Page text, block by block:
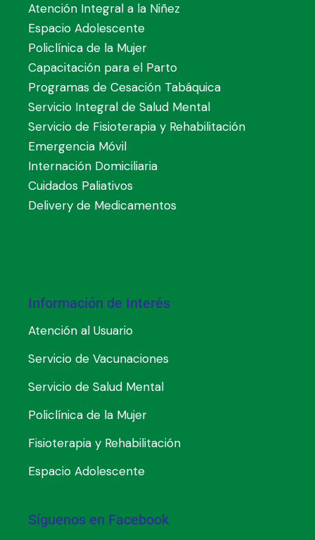
Atención Integral a la Niñez
Espacio Adolescente
Policlínica de la Mujer
Capacitación para el Parto
Programas de Cesación Tabáquica
Servicio Integral de Salud Mental
Servicio de Fisioterapia y Rehabilitación
Emergencia Móvil
Internación Domiciliaria
Cuidados Paliativos
Delivery de Medicamentos
Información de Interés
Atención al Usuario
Servicio de Vacunaciones
Servicio de Salud Mental
Policlínica de la Mujer
Fisioterapia y Rehabilitación
Espacio Adolescente
Síguenos en Facebook